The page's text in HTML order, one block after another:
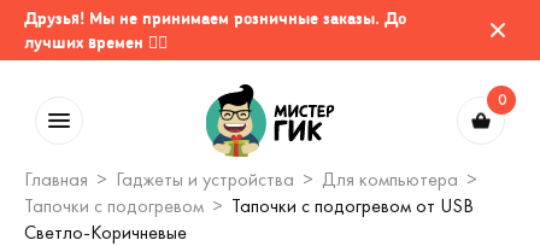
Друзья! Мы не принимаем розничные заказы. До
лучших времен 🤷‍♂️
0
Главная Гаджеты и устройства
Для компьютера
Тапочки с подогревом
Тапочки с подогревом от USB
Светло-Коричневые